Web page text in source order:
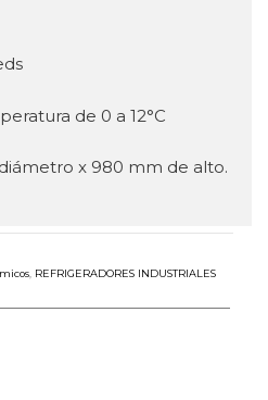
de 0 a 12°C
x 980 mm de alto.
, REFRIGERADORES INDUSTRIALES